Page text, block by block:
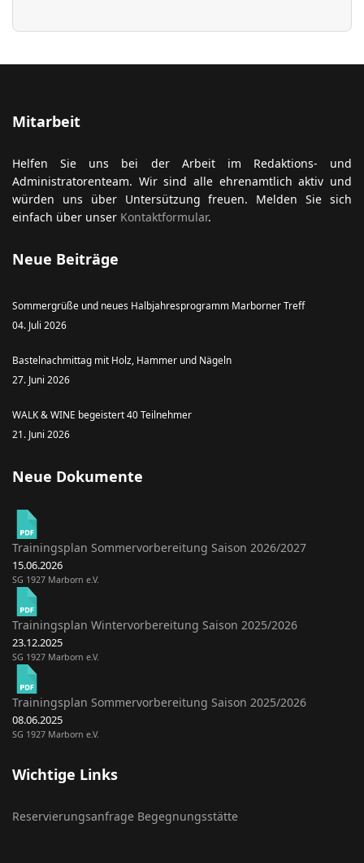
Mitarbeit
Helfen Sie uns bei der Arbeit im Redaktions- und
Administratorenteam. Wir sind alle ehrenamtlich aktiv und
würden uns über Untersützung freuen. Melden Sie sich
einfach über unser Kontaktformular.
Neue Beiträge
Sommergrüße und neues Halbjahresprogramm Marborner Treff
04. Juli 2026
Bastelnachmittag mit Holz, Hammer und Nägeln
27. Juni 2026
WALK & WINE begeistert 40 Teilnehmer
21. Juni 2026
Neue Dokumente
Trainingsplan Sommervorbereitung Saison 2026/2027
15.06.2026
SG 1927 Marborn e.V.
Trainingsplan Wintervorbereitung Saison 2025/2026
23.12.2025
SG 1927 Marborn e.V.
Trainingsplan Sommervorbereitung Saison 2025/2026
08.06.2025
SG 1927 Marborn e.V.
Wichtige Links
Reservierungsanfrage Begegnungsstätte